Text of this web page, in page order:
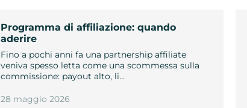
Programma di affiliazione: quando
aderire
Fino a pochi anni fa una partnership affiliate
veniva spesso letta come una scommessa sulla
commissione: payout alto, li…
28 maggio 2026